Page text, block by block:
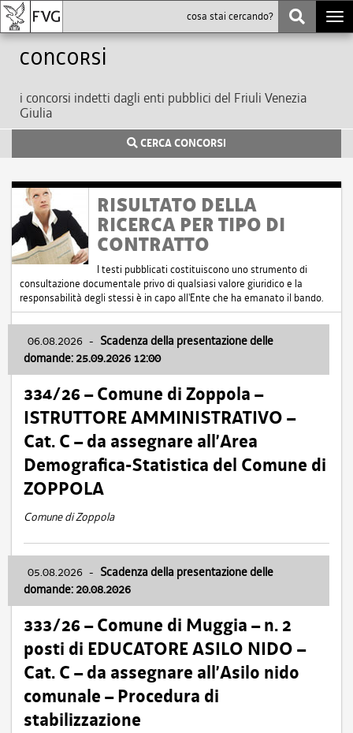
Concorsi
i concorsi indetti dagli enti pubblici del Friuli Venezia
Giulia
CERCA CONCORSI
RISULTATO DELLA
RICERCA PER TIPO DI
CONTRATTO
I testi pubblicati costituiscono uno strumento di
consultazione documentale privo di qualsiasi valore giuridico e la
responsabilità degli stessi è in capo all'Ente che ha emanato il bando.
06.08.2026 - Scadenza della presentazione delle
domande: 25.09.2026 12:00
334/26 – Comune di Zoppola –
ISTRUTTORE AMMINISTRATIVO –
Cat. C – da assegnare all’Area
Demografica-Statistica del Comune di
ZOPPOLA
Comune di Zoppola
05.08.2026 - Scadenza della presentazione delle
domande: 20.08.2026
333/26 – Comune di Muggia – n. 2
posti di EDUCATORE ASILO NIDO –
Cat. C – da assegnare all’Asilo nido
comunale – Procedura di
stabilizzazione